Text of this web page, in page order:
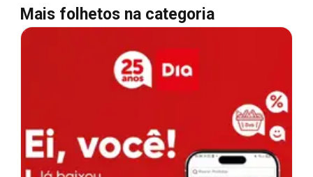
Mais folhetos na categoria